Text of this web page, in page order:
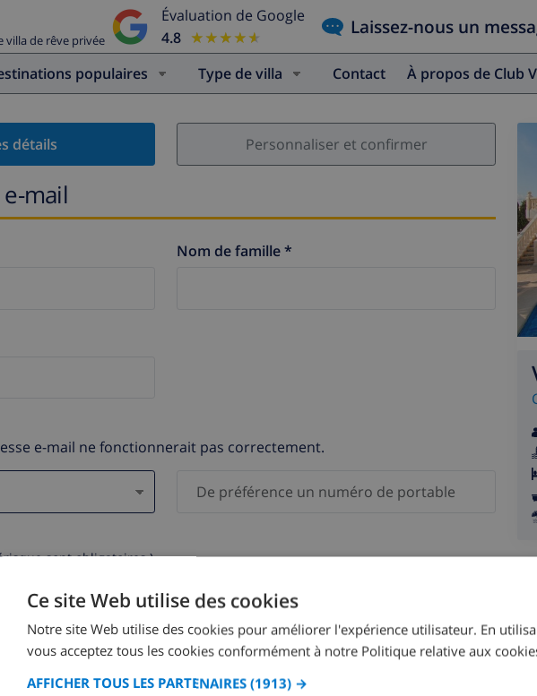
villa de rêve privée
Évaluation de Google
4.8 ★★★★★
★★★★★ Laissez-nous un
populaires Type de villa Contact À propos de Club
détails Personnaliser et confirmer
mail
Nom de famille *
e-mail ne fonctionnerait pas correctement.
sont obligatoires )
Ce site Web utilise des cookies
Notre site Web utilise des cookies pour améliorer l'expérience utilisateur. En
vous acceptez tous les cookies conformément à notre Politique relative aux
AFFICHER TOUS LES PARTENAIRES (1913) →